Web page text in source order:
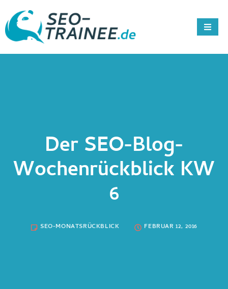
Der SEO-Blog-
Wochenrückblick KW
6
SEO-MONATSRÜCKBLICK FEBRUAR 12, 2016